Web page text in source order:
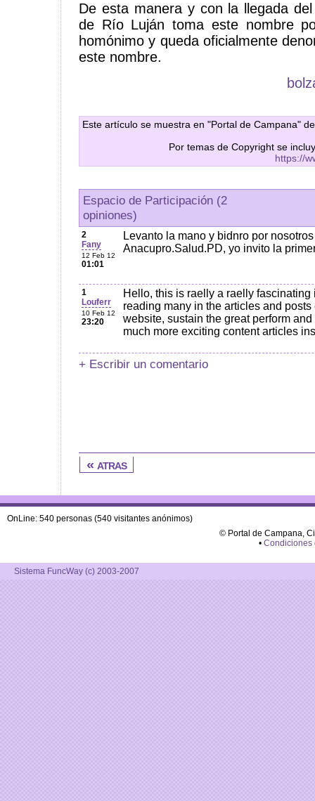
De esta manera y con la llegada
de Río Luján toma este nombre
homónimo y queda oficialmente
este nombre.
Este artículo se muestra en "Portal de Campana"
Por temas de Copyright se
https://
Espacio de Participación (2
opiniones)
2
Fany
12 Feb 12
01:01
Levanto la mano y bidnro por
Anacupro.Salud.PD, yo invito la
1
Louferr
10 Feb 12
23:20
Hello, this is raelly a raelly
reading many in the articles and
website, sustain the great perform
much more exciting content articles
+ Escribir un comentario
« atras
OnLine: 540 personas (540 visitantes anónimos)
© Portal de Campana,
• Condiciones
Sistema FuncWay (c) 2003-2007